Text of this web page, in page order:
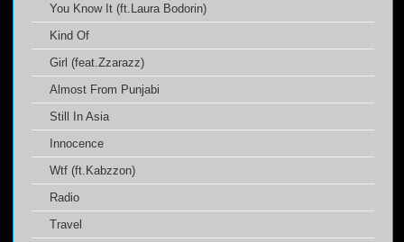
You Know It (ft.Laura Bodorin)
Kind Of
Girl (feat.Zzarazz)
Almost From Punjabi
Still In Asia
Innocence
Wtf (ft.Kabzzon)
Radio
Travel